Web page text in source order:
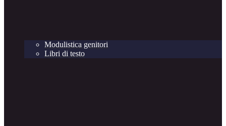
Modulistica genitori
Libri di testo